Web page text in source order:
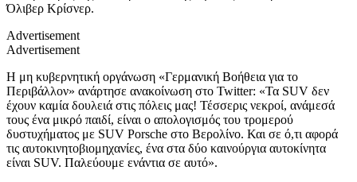
Όλιβερ Κρίσνερ.
Advertisement
Advertisement
Η μη κυβερνητική οργάνωση «Γερμανική Βοήθεια για το
Περιβάλλον» ανάρτησε ανακοίνωση στο Twitter: «Τα SUV δεν
έχουν καμία δουλειά στις πόλεις μας! Τέσσερις νεκροί, ανάμεσά
τους ένα μικρό παιδί, είναι ο απολογισμός του τρομερού
δυστυχήματος με SUV Porsche στο Βερολίνο. Και σε ό,τι αφορά
τις αυτοκινητοβιομηχανίες, ένα στα δύο καινούργια αυτοκίνητα
είναι SUV. Παλεύουμε ενάντια σε αυτό».